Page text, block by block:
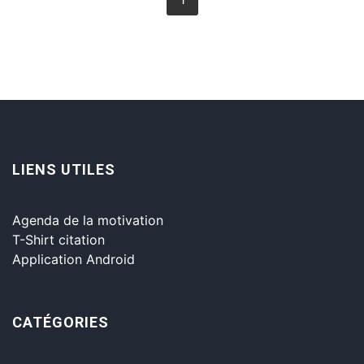
LIENS UTILES
Agenda de la motivation
T-Shirt citation
Application Android
CATÉGORIES